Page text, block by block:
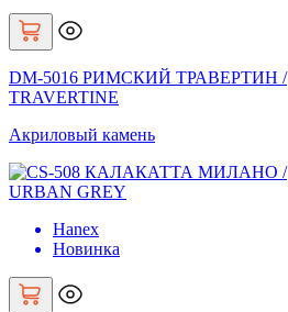
DM-5016 РИМСКИЙ ТРАВЕРТИН /
TRAVERTINE
Акриловый камень
Hanex
Новинка